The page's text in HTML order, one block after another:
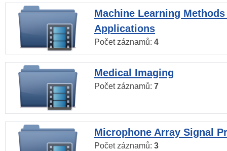
Machine Learning
Applications
Počet záznamů: 4
Medical Imaging
Počet záznamů: 7
Microphone Array Signal
Počet záznamů: 3